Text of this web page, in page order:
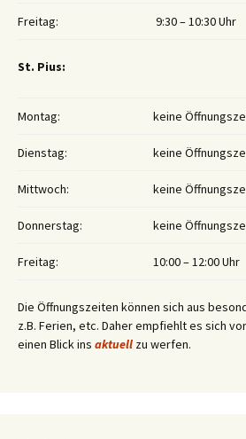
Freitag: 9:30 – 10:30 Uhr
St. Pius:
Montag: keine
Dienstag: keine
Mittwoch: keine
Donnerstag: keine
Freitag: 10:00 – 12:00 Uhr
Die Öffnungszeiten können sich aus
z.B. Ferien, etc. Daher empfiehlt es sich
einen Blick ins aktuell zu werfen.